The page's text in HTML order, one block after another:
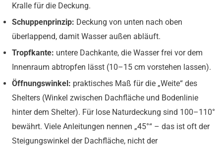
Kralle für die Deckung.
Schuppenprinzip: Deckung von unten nach oben
überlappend, damit Wasser außen abläuft.
Tropfkante: untere Dachkante, die Wasser frei vor dem
Innenraum abtropfen lässt (10–15 cm vorstehen lassen).
Öffnungswinkel: praktisches Maß für die „Weite“ des
Shelters (Winkel zwischen Dachfläche und Bodenlinie
hinter dem Shelter). Für lose Naturdeckung sind 100–110°
bewährt. Viele Anleitungen nennen „45°“ – das ist oft der
Steigungswinkel der Dachfläche, nicht der